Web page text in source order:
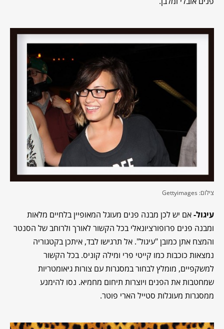
צילום: Gettyimages
עיגול-אם יש לכן מבנה פנים מעוגל המאופיין בלחיים מלאות
ומבנה פנים פרופורציונאלי בכל הקשור לאורך ולרוחב של הסנטר
והמצח אתן כמובן "עיגול". אל תרגישו לבד, איתכן בקטגוריה
נמצאות כוכבות כמו קייטי פרי ומילה קוניס. בכל הקשור
למשקפיים, מומלץ לבחור במסגרות עם צורות גיאומטריות
שמחטבות את הפנים ויוצרות תיחום מחמיא. נסו להימנע
ממסגרות מעוגלות סטייל הארי פוטר.